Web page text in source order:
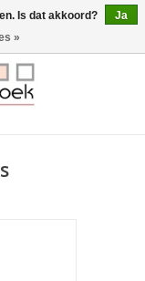
0 Artikelen - €0,00
Is dat akkoord?
Ja
»